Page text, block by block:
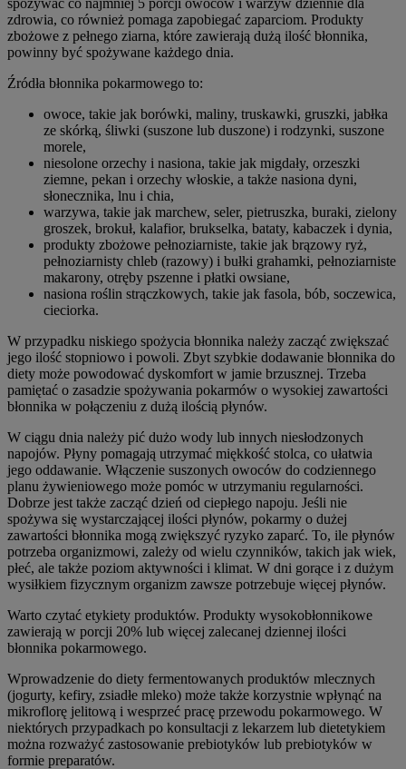
zdrowia, co również pomaga zapobiegać zaparciom. Produkty
zbożowe z pełnego ziarna, które zawierają dużą ilość błonnika,
powinny być spożywane każdego dnia.
Źródła błonnika pokarmowego to:
owoce, takie jak borówki, maliny, truskawki, gruszki, jabłka
ze skórką, śliwki (suszone lub duszone) i rodzynki, suszone
morele,
niesolone orzechy i nasiona, takie jak migdały, orzeszki
ziemne, pekan i orzechy włoskie, a także nasiona dyni,
słonecznika, lnu i chia,
warzywa, takie jak marchew, seler, pietruszka, buraki, zielony
groszek, brokuł, kalafior, brukselka, bataty, kabaczek i dynia,
produkty zbożowe pełnoziarniste, takie jak brązowy ryż,
pełnoziarnisty chleb (razowy) i bułki grahamki, pełnoziarniste
makarony, otręby pszenne i płatki owsiane,
nasiona roślin strączkowych, takie jak fasola, bób, soczewica,
cieciorka.
W przypadku niskiego spożycia błonnika należy zacząć zwiększać
jego ilość stopniowo i powoli. Zbyt szybkie dodawanie błonnika do
diety może powodować dyskomfort w jamie brzusznej. Trzeba
pamiętać o zasadzie spożywania pokarmów o wysokiej zawartości
błonnika w połączeniu z dużą ilością płynów.
W ciągu dnia należy pić dużo wody lub innych niesłodzonych
napojów. Płyny pomagają utrzymać miękkość stolca, co ułatwia
jego oddawanie. Włączenie suszonych owoców do codziennego
planu żywieniowego może pomóc w utrzymaniu regularności.
Dobrze jest także zacząć dzień od ciepłego napoju. Jeśli nie
spożywa się wystarczającej ilości płynów, pokarmy o dużej
zawartości błonnika mogą zwiększyć ryzyko zaparć. To, ile płynów
potrzeba organizmowi, zależy od wielu czynników, takich jak wiek,
płeć, ale także poziom aktywności i klimat. W dni gorące i z dużym
wysiłkiem fizycznym organizm zawsze potrzebuje więcej płynów.
Warto czytać etykiety produktów. Produkty wysokobłonnikowe
zawierają w porcji 20% lub więcej zalecanej dziennej ilości
błonnika pokarmowego.
Wprowadzenie do diety fermentowanych produktów mlecznych
(jogurty, kefiry, zsiadłe mleko) może także korzystnie wpłynąć na
mikroflorę jelitową i wesprzeć pracę przewodu pokarmowego. W
niektórych przypadkach po konsultacji z lekarzem lub dietetykiem
można rozważyć zastosowanie prebiotyków lub prebiotyków w
formie preparatów.